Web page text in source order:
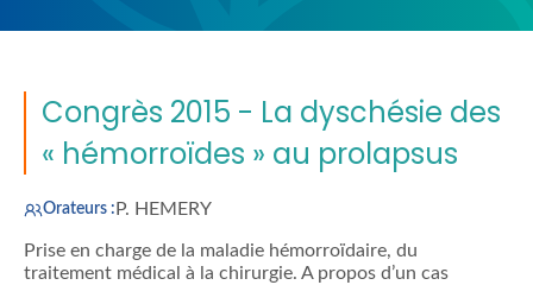
Congrès 2015 - La dyschésie des
« hémorroïdes » au prolapsus
Orateurs : P. HEMERY
Prise en charge de la maladie hémorroïdaire, du
traitement médical à la chirurgie. A propos d’un cas